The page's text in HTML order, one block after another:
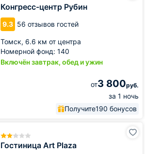
Конгресс-центр Рубин
9.3 56 отзывов гостей
Томск, 6.6 км от центра
Номерной фонд: 140
Включён завтрак, обед и ужин
от3 800руб.
за 1 ночь
Получите190 бонусов
Гостиница Art Plaza